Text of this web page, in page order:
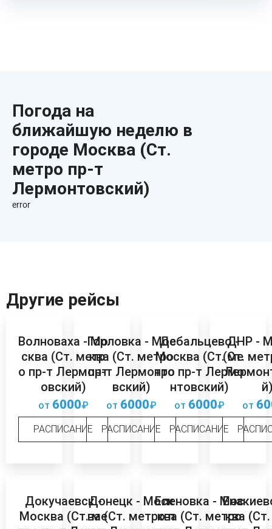
Погода на
ближайшую неделю в
городе Москва (Ст.
метро пр-т
Лермонтовский)
error
Другие рейсы
Волноваха - Мо
сква (Ст. метр
о пр-т Лермонт
овский)
от 6000₽
РАСПИСАНИЕ
Горловка - Мос
ква (Ст. метро
пр-т Лермонто
вский)
от 6000₽
РАСПИСАНИЕ
Дебальцево -
Москва (Ст. ме
тро пр-т Лермо
нтовский)
от 6000₽
РАСПИСАНИЕ
ДНР -
(Ст.
от
Докучаевск -
Москва (Ст. ме
Донецк - Моск
ва (Ст. метро п
Еленовка - Мос
ква (Ст. метро
ква